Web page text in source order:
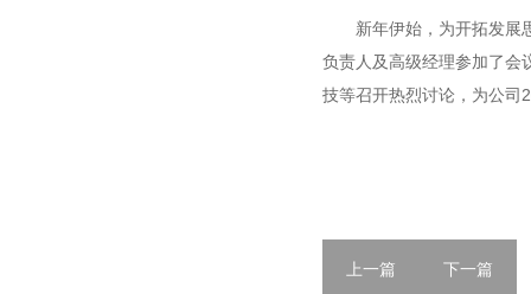
新年伊始，为开拓发展思
负责人及高级经理参加了会
技等召开热烈讨论，为公司
上一篇 下一篇